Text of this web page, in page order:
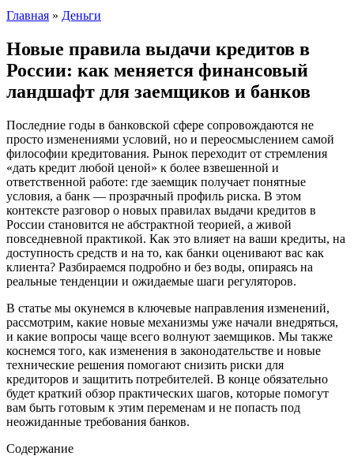
Главная » Деньги
Новые правила выдачи кредитов в
России: как меняется финансовый
ландшафт для заемщиков и банков
Последние годы в банковской сфере сопровождаются не
просто изменениями условий, но и переосмыслением самой
философии кредитования. Рынок переходит от стремления
«дать кредит любой ценой» к более взвешенной и
ответственной работе: где заемщик получает понятные
условия, а банк — прозрачный профиль риска. В этом
контексте разговор о новых правилах выдачи кредитов в
России становится не абстрактной теорией, а живой
повседневной практикой. Как это влияет на ваши кредиты, на
доступность средств и на то, как банки оценивают вас как
клиента? Разбираемся подробно и без воды, опираясь на
реальные тенденции и ожидаемые шаги регуляторов.
В статье мы окунемся в ключевые направления изменений,
рассмотрим, какие новые механизмы уже начали внедряться,
и какие вопросы чаще всего волнуют заемщиков. Мы также
коснемся того, как изменения в законодательстве и новые
технические решения помогают снизить риски для
кредиторов и защитить потребителей. В конце обязательно
будет краткий обзор практических шагов, которые помогут
вам быть готовым к этим переменам и не попасть под
неожиданные требования банков.
Содержание